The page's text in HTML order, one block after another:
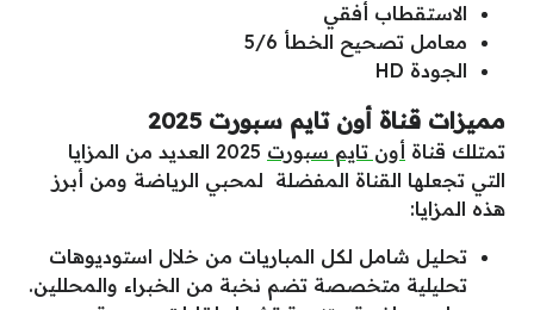
الاستقطاب أفقي
معامل تصحيح الخطأ 5/6
الجودة HD
مميزات قناة أون تايم سبورت 2025
تمتلك قناة أون تايم سبورت
2025 العديد من المزايا
التي تجعلها القناة المفضلة لمحبي الرياضة ومن أبرز
هذه المزايا:
تحليل شامل لكل المباريات من خلال استوديوهات
تحليلية متخصصة تضم نخبة من الخبراء والمحللين.